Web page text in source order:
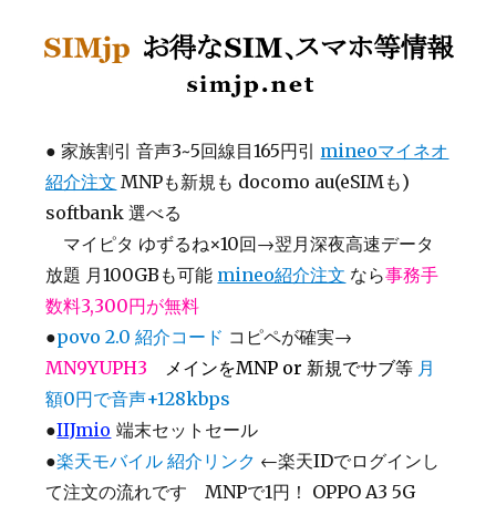
● 家族割引 音声3~5回線目165円引 mineoマイネオ
紹介注文 MNPも新規も docomo au(eSIMも)
softbank 選べる
マイピタ ゆずるね×10回→翌月深夜高速データ
放題 月100GBも可能 mineo紹介注文 なら事務手
数料3,300円が無料
●povo 2.0 紹介コード コピペが確実→
MN9YUPH3
メインをMNP or 新規でサブ等 月
額0円で音声+128kbps
●IIJmio 端末セットセール
●楽天モバイル 紹介リンク ←楽天IDでログインし
て注文の流れです MNPで1円！ OPPO A3 5G